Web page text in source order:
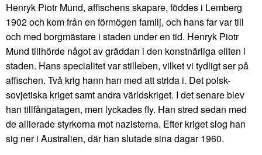
Henryk Piotr Mund, affischens skapare, föddes i Lemberg
1902 och kom från en förmögen familj, och hans far var till
och med borgmästare i staden under en tid. Henryk Piotr
Mund tillhörde något av gräddan i den konstnärliga eliten i
staden. Hans specialitet var stilleben, vilket vi tydligt ser på
affischen. Två krig hann han med att strida i. Det polsk-
sovjetiska kriget samt andra världskriget. I det senare blev
han tillfångatagen, men lyckades fly. Han stred sedan med
de allierade styrkorna mot nazisterna. Efter kriget slog han
sig ner i Australien, där han slutade sina dagar 1960.